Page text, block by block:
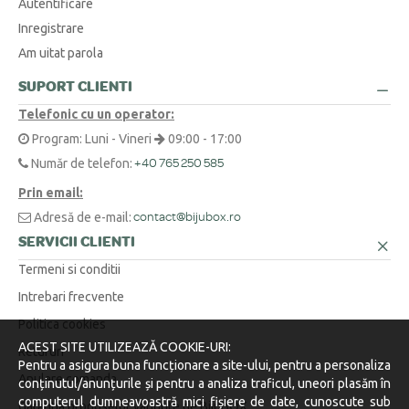
Cum aflu mărimea corectă pentru un inel sau un lanț?
O metodă simplă este să înfășori o ață în jurul degetului sau la baza
gâtului, să marchezi punctul unde se suprapune, apoi să măsori
lungimea obținută cu o riglă.
Suntem aici pentru tine! Ne poți contacta telefonic la 0371 230 499, prin
WhatsApp la +40 770 921 356 sau prin email la
Autentificare
Inregistrare
Am uitat parola
SUPORT CLIENTI
Telefonic cu un operator:
Program: Luni - Vineri
09:00 - 17:00
Număr de telefon: +40 765 250 585
Prin email:
Adresă de e-mail: contact@bijubox.ro
SERVICII CLIENTI
Termeni si conditii
Intrebari frecvente
Politica cookies
Retururi
Anulare comanda
ACEST SITE UTILIZEAZĂ COOKIE-URI:
Pentru a asigura buna funcționare a site-ului, pentru a personaliza
conținutul/anunțurile și pentru a analiza traficul, uneori plasăm în
computerul dumneavoastră mici fișiere de date, cunoscute sub